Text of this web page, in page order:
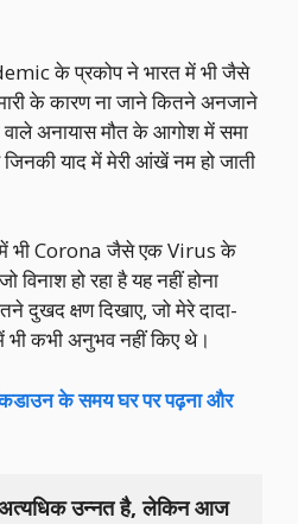
के प्रकोप ने भारत में भी जैसे
के कारण ना जाने कितने अनजाने
अनायास मौत के आगोश में समा
याद में मेरी आंखें नम हो जाती
में भी Corona जैसे एक Virus के
विनाश हो रहा है यह नहीं होना
दुखद क्षण दिखाए, जो मेरे दादा-
भी कभी अनुभव नहीं किए थे।
के समय घर पर पढ़ना और
अत्यधिक उन्नत है, लेकिन आज